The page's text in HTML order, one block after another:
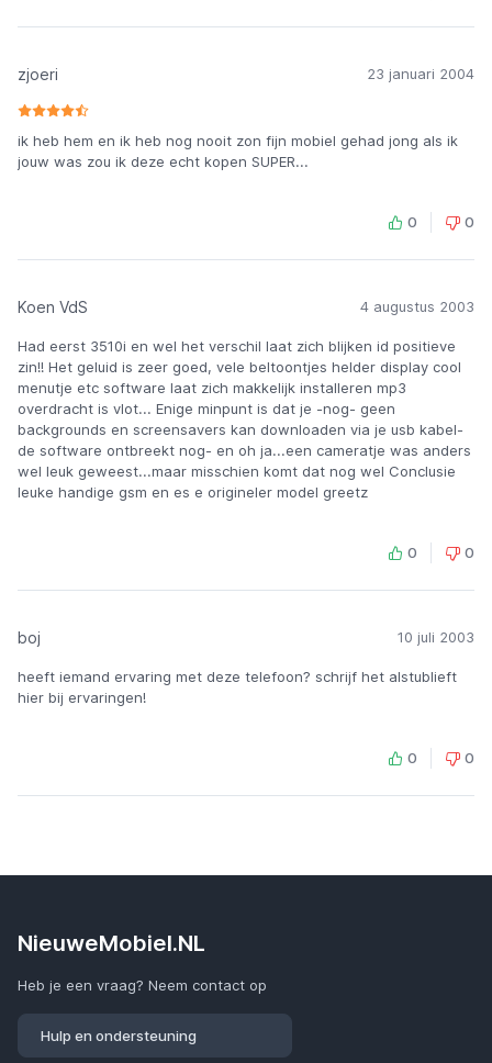
zjoeri 23 januari 2004
ik heb hem en ik heb nog nooit zon fijn mobiel gehad jong als ik
jouw was zou ik deze echt kopen SUPER...
0 0
Koen VdS 4 augustus 2003
Had eerst 3510i en wel het verschil laat zich blijken id positieve
zin!! Het geluid is zeer goed, vele beltoontjes helder display cool
menutje etc software laat zich makkelijk installeren mp3
overdracht is vlot... Enige minpunt is dat je -nog- geen
backgrounds en screensavers kan downloaden via je usb kabel-
de software ontbreekt nog- en oh ja...een cameratje was anders
wel leuk geweest...maar misschien komt dat nog wel Conclusie
leuke handige gsm en es e origineler model greetz
0 0
boj 10 juli 2003
heeft iemand ervaring met deze telefoon? schrijf het alstublieft
hier bij ervaringen!
0 0
NieuweMobiel.NL
Heb je een vraag? Neem contact op
Hulp en ondersteuning